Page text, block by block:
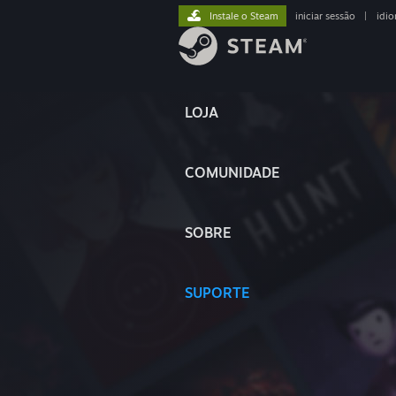
LOJA
COMUNIDADE
SOBRE
SUPORTE
Instale o Steam iniciar sessão